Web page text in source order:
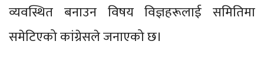
व्यवस्थित बनाउन विषय विज्ञहरूलाई समितिमा
समेटिएको कांग्रेसले जनाएको छ।